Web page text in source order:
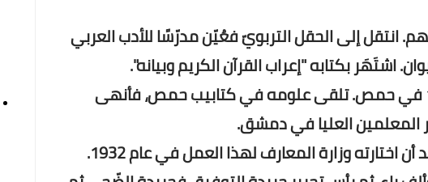
انتقل إلى الحقل التربويّ فعُيّن مدرّسًا للأدب العربي
بكتابه "إعراب القرآن الكريم وبيانه".
ولد محيي الدين بن أحمد بن مصطفى الدرويش سنة 1908 في حمص. تلقى علومه في كتابيب حمص، فأنهى
المعلمين العليا في دمشق.
عمل مدرساً للأدب العربي في مدارس حمص التجهيزية بعد أن اختارته وزارة المعارف لهذا العمل في عام 1932.